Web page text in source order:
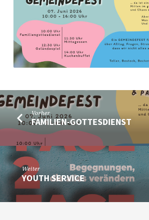
Vorher
FAMILIEN-GOTTESDIENST
Weiter
YOUTH SERVICE